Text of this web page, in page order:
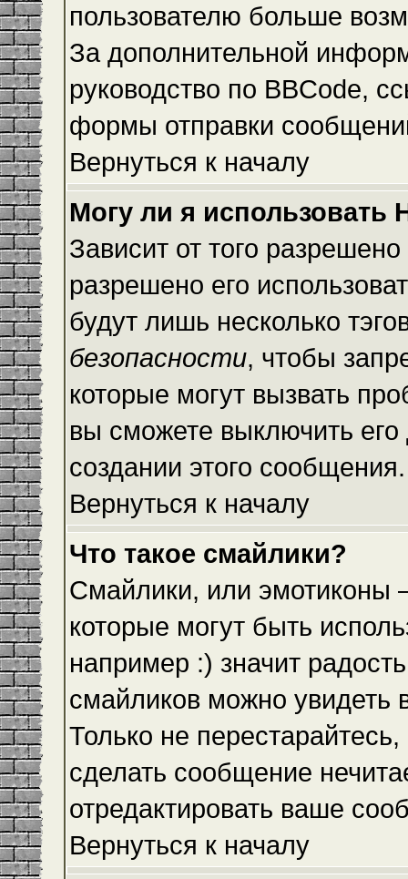
пользователю больше
За дополнительной
руководство по BBCode,
формы отправки
Вернуться к началу
Могу ли я использовать
Зависит от того
разрешено его
будут лишь несколько
безопасности, чтобы
которые могут вызвать
вы сможете выключить
создании этого сообщения.
Вернуться к началу
Что такое смайлики?
Смайлики, или эмотиконы
которые могут быть
например :) значит
смайликов можно
Только не
сделать сообщение
отредактировать ваше
Вернуться к началу